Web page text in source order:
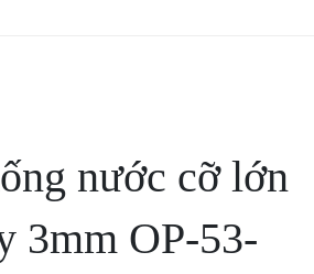
nước cỡ lớn
3mm OP-53-